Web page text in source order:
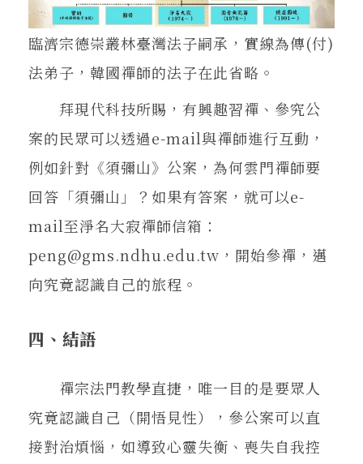
臨濟宗德崇叢林臺灣法子嗣承，實線為傳(付)
法弟子，韓國禪師的法子在此省略。
拜現代科技所賜，有興趣習禪、參究公
案的民眾可以透過e-mail與禪師進行互動，
例如針對《須彌山》公案，為何雲門禪師要
回答「須彌山」？如果有答案，就可以e-
mail至淨名大寂禪師信箱：
peng@gms.ndhu.edu.tw，開始參禪，邁
向究竟認識自己的旅程。
四、結語
禪宗法門教學直捷，唯一目的是要眾人
究竟認識自己（開悟見性），參公案可以直
接對治煩惱，如導致心靈失衡、喪失自我控